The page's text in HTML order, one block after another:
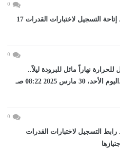
0
تنسيق الجامعات 2026.. إتاحة التسجيل لاختبارات القدرات 17
0
نهاراً مائل للبرودة ليلاً..
والعظمى فى القاهرة...اليوم الأحد، 30 مارس 2025 08:22 صـ
0
الجامعات 2026.. رابط التسجيل لاختبارات القدرات